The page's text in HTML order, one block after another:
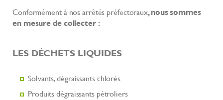
Conformément à nos arrêtés préfectoraux, nous sommes
en mesure de collecter :
LES DÉCHETS LIQUIDES
Solvants, dégraissants chlorés
Produits dégraissants pétroliers